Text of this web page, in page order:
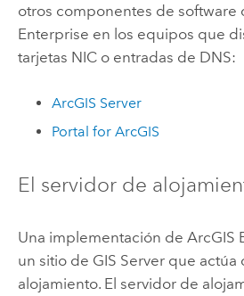
otros componentes de software
Enterprise en los equipos que
tarjetas NIC o entradas de DNS:
ArcGIS Server
Portal for ArcGIS
El servidor de
Una implementación de ArcGIS
un sitio de GIS Serverque actúa
alojamiento. El servidor de